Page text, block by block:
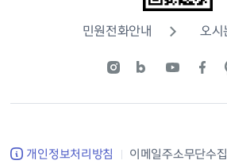
민원전화안내 오시
개인정보처리방침 이메일주소무단수